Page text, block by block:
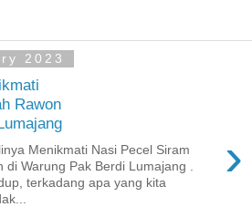
2023
Rawon
›
Menikmati Nasi Pecel Siram
di Warung Pak Berdi Lumajang .
terkadang apa yang kita